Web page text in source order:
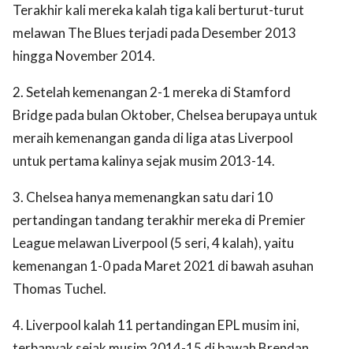
Terakhir kali mereka kalah tiga kali berturut-turut
melawan The Blues terjadi pada Desember 2013
hingga November 2014.
2. Setelah kemenangan 2-1 mereka di Stamford
Bridge pada bulan Oktober, Chelsea berupaya untuk
meraih kemenangan ganda di liga atas Liverpool
untuk pertama kalinya sejak musim 2013-14.
3. Chelsea hanya memenangkan satu dari 10
pertandingan tandang terakhir mereka di Premier
League melawan Liverpool (5 seri, 4 kalah), yaitu
kemenangan 1-0 pada Maret 2021 di bawah asuhan
Thomas Tuchel.
4. Liverpool kalah 11 pertandingan EPL musim ini,